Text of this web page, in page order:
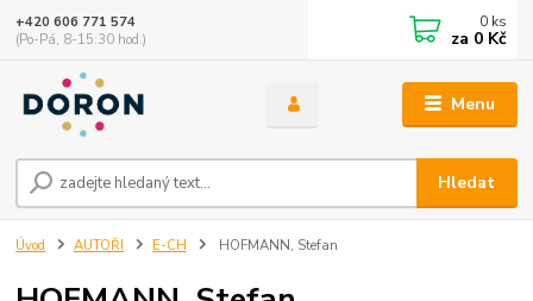
Menu
Hledat
+420 606 771 574
(Po-Pá, 8-15:30 hod.)
0 ks
za 0 Kč
Úvod AUTOŘI E-CH HOFMANN, Stefan